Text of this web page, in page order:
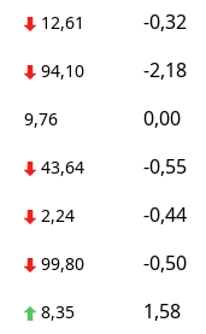
12,61 -0,32
94,10 -2,18
9,76 0,00
43,64 -0,55
2,24 -0,44
99,80 -0,50
8,35 1,58